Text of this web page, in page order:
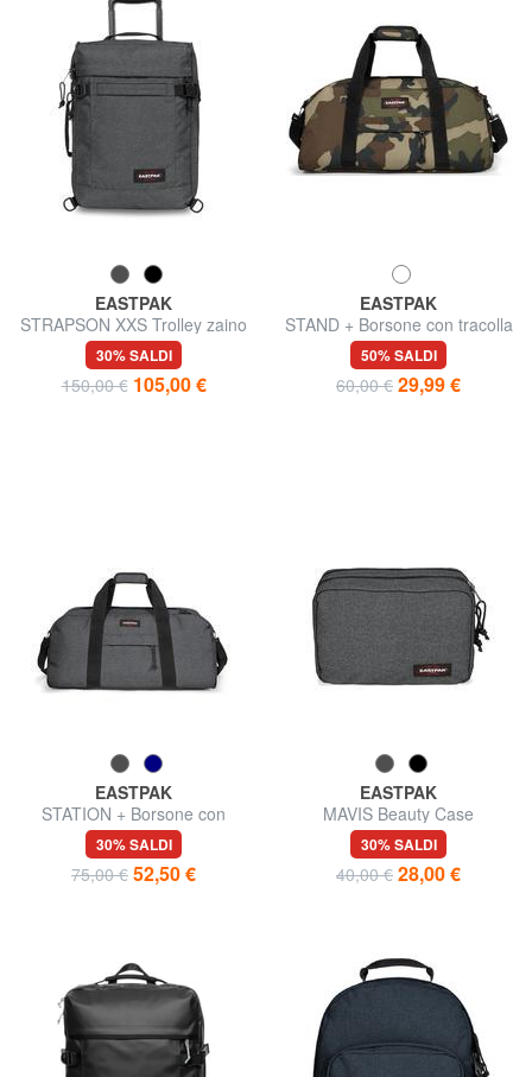
EASTPAK
STRAPSON XXS Trolley zaino
underseater
30% SALDI
150,00 € 105,00 €
EASTPAK
STAND + Borsone con tracolla
50% SALDI
60,00 € 29,99 €
EASTPAK
STATION + Borsone con
tracolla
30% SALDI
75,00 € 52,50 €
EASTPAK
MAVIS Beauty Case
30% SALDI
40,00 € 28,00 €